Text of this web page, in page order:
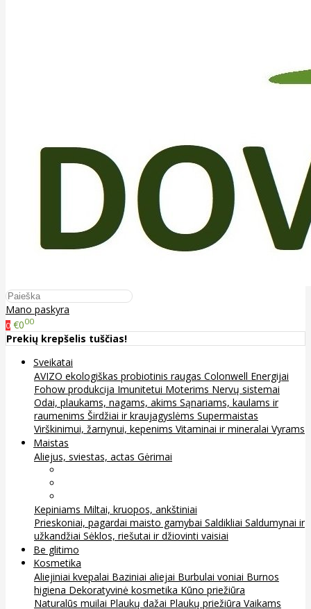
Mano paskyra
0 €000
Prekių krepšelis tuščias!
Sveikatai
AVIZO ekologiškas probiotinis raugas Colonwell Energijai
Fohow produkcija Imunitetui Moterims Nervų sistemai
Odai, plaukams, nagams, akims Sąnariams, kaulams ir
raumenims Širdžiai ir kraujagyslėms Supermaistas
Virškinimui, žarnynui, kepenims Vitaminai ir mineralai Vyrams
Maistas
Aliejus, sviestas, actas Gėrimai
Kepiniams Miltai, kruopos, ankštiniai
Prieskoniai, pagardai maisto gamybai Saldikliai Saldumynai ir
užkandžiai Sėklos, riešutai ir džiovinti vaisiai
Be glitimo
Kosmetika
Aliejiniai kvepalai Baziniai aliejai Burbulai voniai Burnos
higiena Dekoratyvinė kosmetika Kūno priežiūra
Naturalūs muilai Plaukų dažai Plaukų priežiūra Vaikams